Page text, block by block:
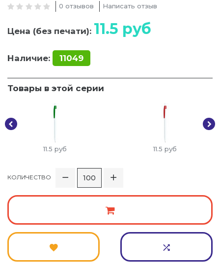
0 отзывов Написать отзыв
Цена (без печати): 11.5 руб
Наличие: 11049
Товары в этой серии
11.5 руб 11.5 руб
КОЛИЧЕСТВО